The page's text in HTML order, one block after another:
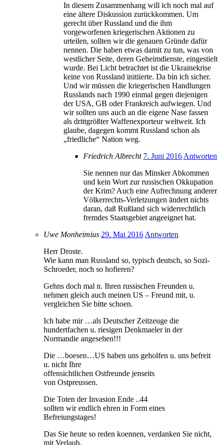
In diesem Zusammenhang will ich noch mal auf
eine ältere Diskussion zurückkommen. Um
gerecht über Russland und die ihm
vorgeworfenen kriegerischen Aktionen zu
urteilen, sollten wir die genauen Gründe dafür
nennen. Die haben etwas damit zu tun, was von
westlicher Seite, deren Geheimdienste, eingestielt
wurde. Bei Licht betrachtet ist die Ukrainekrise
keine von Russland initiierte. Da bin ich sicher.
Und wir müssen die kriegerischen Handlungen
Russlands nach 1990 einmal gegen diejenigen
der USA, GB oder Frankreich aufwiegen. Und
wir sollten uns auch an die eigene Nase fassen
als drittgrößter Waffenexporteur weltweit. Ich
glaube, dagegen kommt Russland schon als
„friedliche“ Nation weg.
Friedrich Albrecht 7. Juni 2016 Antworten
Sie nennen nur das Minsker Abkommen
und kein Wort zur russischen Okkupation
der Krim? Auch eine Aufrechnung anderer
Völkerrechts-Verletzungen ändert nichts
daran, daß Rußland sich widerrechtlich
fremdes Staatsgebiet angeeignet hat.
Uwe Monheimius 29. Mai 2016 Antworten
Herr Droste.
Wie kann man Russland so, typisch deutsch, so Sozi-
Schroeder, noch so hofieren?
Gehns doch mal n. Ihren russischen Freunden u.
nehmen gleich auch meinen US – Freund mit, u.
vergleichen Sie bitte schoen.
Ich habe mir …als Deutscher Zeitzeuge die
hundertfachen u. riesigen Denkmaeler in der
Normandie angesehen!!!
Die …boesen…US haben uns geholfen u. uns befreit
u. nicht Ihre
offensichtlichen Ostfreunde jenseits
von Ostpreussen.
Die Toten der Invasion Ende ..44
sollten wir endlich ehren in Form eines
Befreiungstages!
Das Sie heute so reden koennen, verdanken Sie nicht,
mit Verlaub,